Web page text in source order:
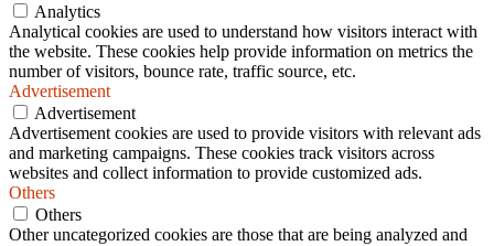
Analytics
Analytical cookies are used to understand how visitors interact with
the website. These cookies help provide information on metrics the
number of visitors, bounce rate, traffic source, etc.
Advertisement
Advertisement
Advertisement cookies are used to provide visitors with relevant ads
and marketing campaigns. These cookies track visitors across
websites and collect information to provide customized ads.
Others
Others
Other uncategorized cookies are those that are being analyzed and